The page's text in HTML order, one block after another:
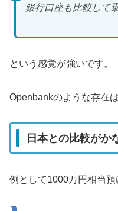
銀行口座も比較して
という感覚が強いです。
Openbankのような存在
日本との比較がか
例として1000万円相当預